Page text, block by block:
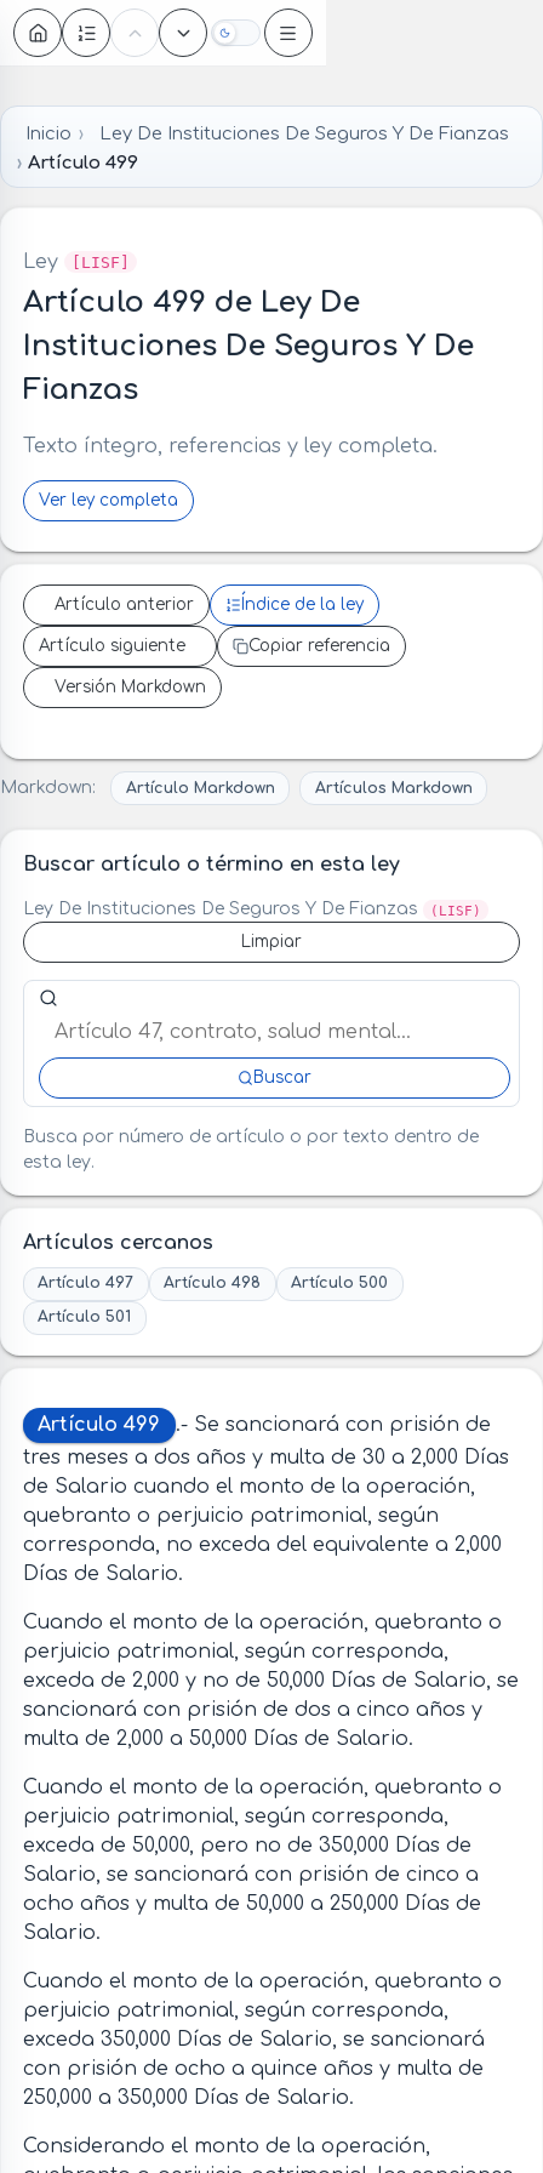
Oscuro
Inicio
Ley De Instituciones De Seguros Y De Fianzas
Artículo 499
Ley [LISF]
Artículo 499 de Ley De
Instituciones De Seguros Y De
Fianzas
Texto íntegro, referencias y ley completa.
Ver ley completa
Artículo anterior Índice de la ley
Artículo siguiente Copiar referencia
Versión Markdown
Markdown: Artículo Markdown Artículos Markdown
Buscar artículo o término en esta ley
Ley De Instituciones De Seguros Y De Fianzas (LISF)
Limpiar
Buscar artículo o término en esta ley
Buscar
Busca por número de artículo o por texto dentro de
esta ley.
Artículos cercanos
Artículo 497 Artículo 498
Artículo 500
Artículo 501
Artículo 499
.- Se sancionará con prisión de
tres meses a dos años y multa de 30 a 2,000 Días
de Salario cuando el monto de la operación,
quebranto o perjuicio patrimonial, según
corresponda, no exceda del equivalente a 2,000
Días de Salario.
Cuando el monto de la operación, quebranto o
perjuicio patrimonial, según corresponda,
exceda de 2,000 y no de 50,000 Días de Salario, se
sancionará con prisión de dos a cinco años y
multa de 2,000 a 50,000 Días de Salario.
Cuando el monto de la operación, quebranto o
perjuicio patrimonial, según corresponda,
exceda de 50,000, pero no de 350,000 Días de
Salario, se sancionará con prisión de cinco a
ocho años y multa de 50,000 a 250,000 Días de
Salario.
Cuando el monto de la operación, quebranto o
perjuicio patrimonial, según corresponda,
exceda 350,000 Días de Salario, se sancionará
con prisión de ocho a quince años y multa de
250,000 a 350,000 Días de Salario.
Considerando el monto de la operación,